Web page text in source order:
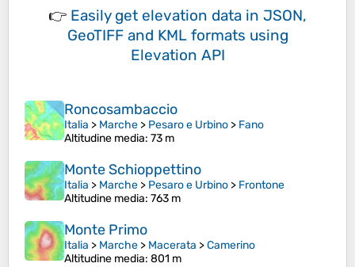
👉 Easily get elevation data in JSON,
GeoTIFF and KML formats using
Elevation API
Roncosambaccio
Italia > Marche > Pesaro e Urbino > Fano
Altitudine media: 73 m
Monte Schioppettino
Italia > Marche > Pesaro e Urbino > Frontone
Altitudine media: 763 m
Monte Primo
Italia > Marche > Macerata >Camerino
Altitudine media: 801 m